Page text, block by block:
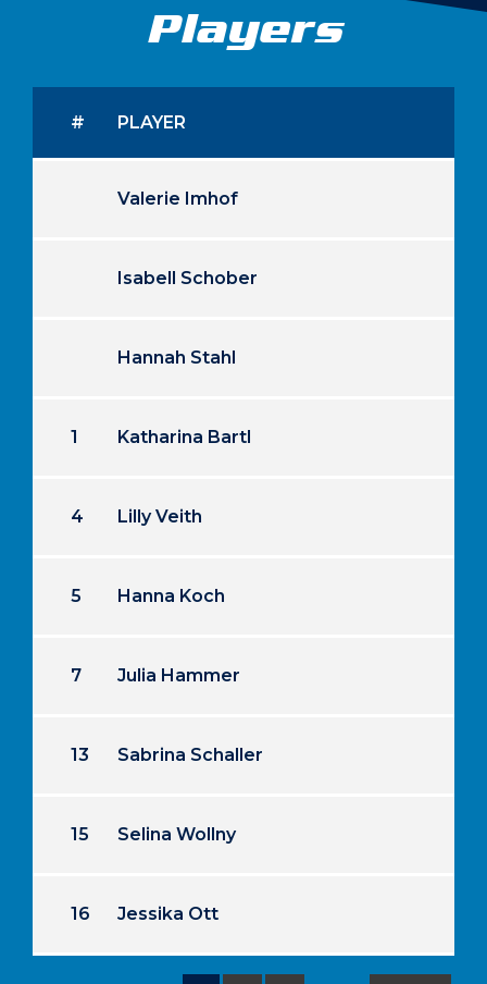
Players
# PLAYER
Valerie Imhof
Isabell Schober
Hannah Stahl
1 Katharina Bartl
4 Lilly Veith
5 Hanna Koch
7 Julia Hammer
13 Sabrina Schaller
15 Selina Wollny
16 Jessika Ott